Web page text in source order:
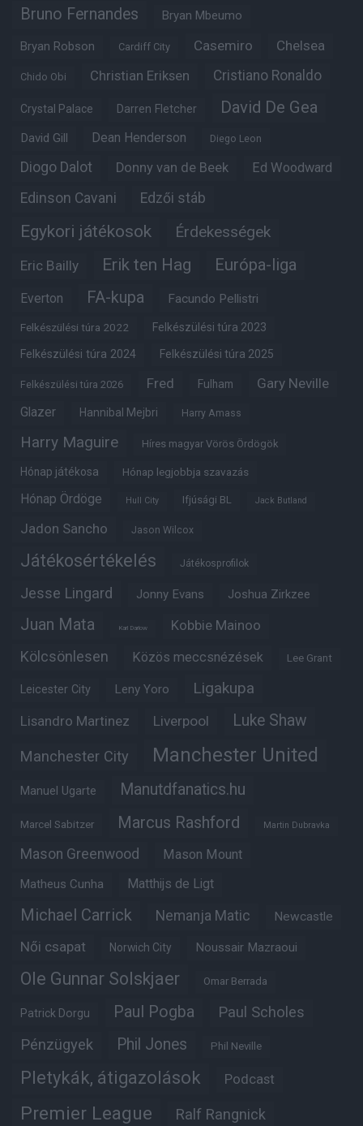
Bruno Fernandes Bryan Mbeumo
Bryan Robson Cardiff City Casemiro Chelsea
Chido Obi Christian Eriksen Cristiano Ronaldo
Crystal Palace Darren Fletcher David De Gea
David Gill Dean Henderson Diego Leon
Diogo Dalot Donny van de Beek Ed Woodward
Edinson Cavani Edzői stáb
Egykori játékosok Érdekességek
Eric Bailly Erik ten Hag Európa-liga
Everton FA-kupa Facundo Pellistri
Felkészülési túra 2022 Felkészülési túra 2023
Felkészülési túra 2024 Felkészülési túra 2025
Felkészülési túra 2026 Fred Fulham Gary Neville
Glazer Hannibal Mejbri Harry Amass
Harry Maguire Híres magyar Vörös Ördögök
Hónap játékosa Hónap legjobbja szavazás
Hónap Ördöge Hull City Ifjúsági BL Jack Butland
Jadon Sancho Jason Wilcox
Játékosértékelés Játékosprofilok
Jesse Lingard Jonny Evans Joshua Zirkzee
Juan Mata Karl Darlow Kobbie Mainoo
Kölcsönlesen Közös meccsnézések Lee Grant
Leicester City Leny Yoro Ligakupa
Lisandro Martinez Liverpool Luke Shaw
Manchester City Manchester United
Manuel Ugarte Manutdfanatics.hu
Marcel Sabitzer Marcus Rashford Martin Dubravka
Mason Greenwood Mason Mount
Matheus Cunha Matthijs de Ligt
Michael Carrick Nemanja Matic Newcastle
Női csapat Norwich City Noussair Mazraoui
Ole Gunnar Solskjaer Omar Berrada
Patrick Dorgu Paul Pogba Paul Scholes
Pénzügyek Phil Jones Phil Neville
Pletykák, átigazolások Podcast
Premier League Ralf Rangnick